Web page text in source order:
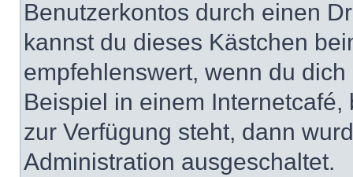
Benutzerkontos durch einen
kannst du dieses Kästchen
empfehlenswert, wenn du
Beispiel in einem
zur Verfügung steht, dann
Administration ausgeschaltet.